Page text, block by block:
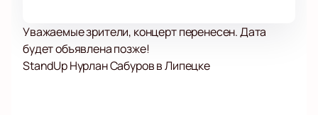
Уважаемые зрители, концерт перенесен. Дата
будет объявлена позже!
StandUp Нурлан Сабуров в Липецке